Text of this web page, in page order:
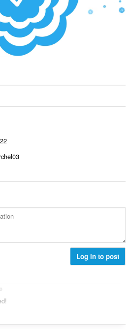
Log in to post